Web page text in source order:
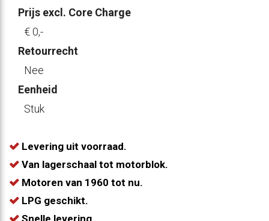
Prijs excl. Core Charge
€ 0,-
Retourrecht
Nee
Eenheid
Stuk
Levering uit voorraad.
Van lagerschaal tot motorblok.
Motoren van 1960 tot nu.
LPG geschikt.
Snelle levering